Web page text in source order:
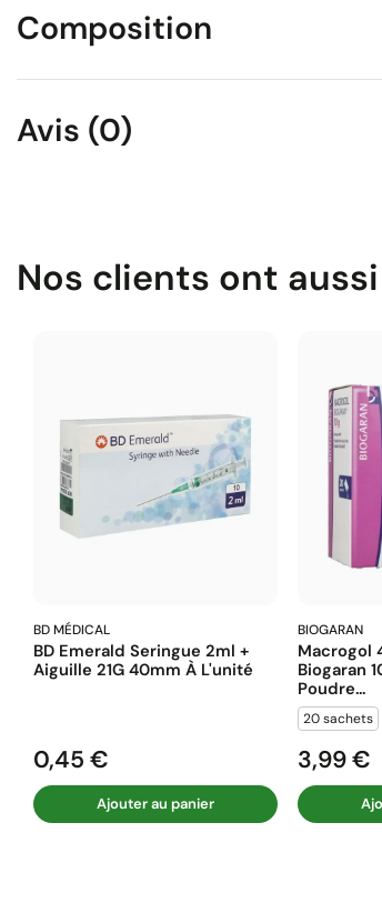
Composition
Avis (0)
Nos clients ont
BD MÉDICAL
BD Emerald Seringue 2ml +
Aiguille 21G 40mm À L'unité
Prix
0,45 €
Ajouter au panier
BIOGARAN
Macrogol
Biogaran
Poudre...
20 sachets
Prix
3,99 €